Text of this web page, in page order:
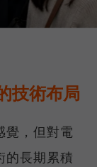
技術布局
覺，但對電
的長期累積